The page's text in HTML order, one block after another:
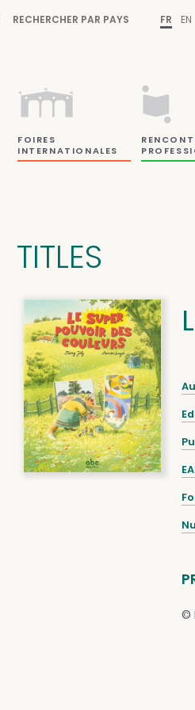
RECHERCHER PAR PAYS FR EN
FOIRES
INTERNATIONALES
TITLES
©